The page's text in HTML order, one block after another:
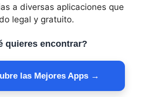
a diversas aplicaciones que
legal y gratuito.
quieres encontrar?
las Mejores Apps →